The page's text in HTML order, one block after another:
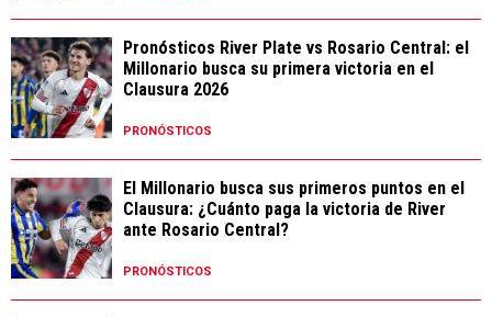
Pronósticos River Plate vs Rosario Central: el
Millonario busca su primera victoria en el
Clausura 2026
PRONÓSTICOS
El Millonario busca sus primeros puntos en el
Clausura: ¿Cuánto paga la victoria de River
ante Rosario Central?
PRONÓSTICOS